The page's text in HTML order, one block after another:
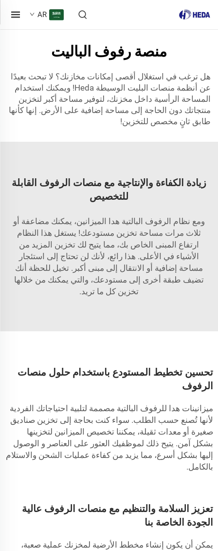
AR
منصة رفوف الباليت
هل ترغب في استغلال أقصى إمكانات مخازنك؟ لا تبحث بعيدًا
عن أنظمة منصات البليت الوسيطة Heda! ويمكنك استخدام
المساحة الرأسية داخل مخزنك، لتوفير مساحة أكبر لتخزين
منتجاتك دون الحاجة إلى مساحة إضافية على الأرض. إنها كأنها
طابق ثانٍ مخصص للتخزين!
زيادة الكفاءة والإنتاجية مع منصات الرفوف القابلة
للتخصيص
ومع نظام الرفوف البالتية هدا الميزانين، يمكنك مضاعفة أو
ثلاث مرات مساحة تخزين مستودعك! يستغل هذا النظام
ارتفاع المبنى الخاص بك، مما يتيح لك تخزين المزيد من
الأشياء في الأعلى. هذا رائع، لأنك لن تحتاج إلى استئجار
مساحة إضافية أو الانتقال إلى مبنى أكبر. تخيل للحظة أنك
تضيف طبقة أخرى إلى مستودعك، والتي يمكنك من خلالها
تخزين كل ما تريد.
تحسين تخطيط المستودع باستخدام حلول منصات
الرفوف
ميزانينات هدا للرفوف البالتية مصممة لتلبية احتياجاتك الفردية
لأنها تُصنع حسب الطلب. سواء كنت بحاجة إلى تخزين صناديق
صغيرة أو معدات ثقيلة، يمكننا تخصيص الميزانين لتخزينها
بشكل آمن. يتيح ذلك لموظفيك العثور على العناصر و الوصول
إليها بشكل أسرع، مما يزيد من كفاءة عمليات الشحن والاستلام
بالكامل.
تعزيز السلامة والتنظيم مع منصات الرفوف عالية
الجودة الخاصة بنا
يمكن أن يكون إنشاء مخطط الأرضية لمخزنك عملية صعبة،